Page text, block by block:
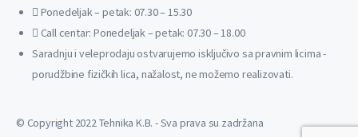
Ponedeljak – petak: 07.30 – 15.30
Call centar: Ponedeljak – petak: 07.30 – 18.00
Saradnju i veleprodaju ostvarujemo isključivo sa pravnim licima -
porudžbine fizičkih lica, nažalost, ne možemo realizovati.
© Copyright 2022 Tehnika K.B. - Sva prava su zadržana